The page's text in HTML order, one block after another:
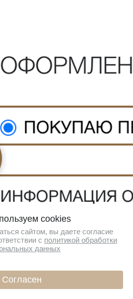
cookies
сайтом, вы даете согласие
с политикой обработки
данных
Согласен